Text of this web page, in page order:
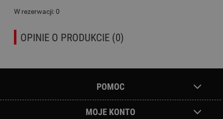
W rezerwacji: 0
OPINIE O PRODUKCIE (0)
POMOC
MOJE KONTO